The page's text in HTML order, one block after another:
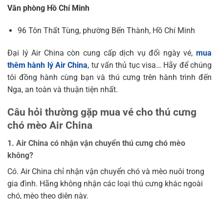
Văn phòng Hồ Chí Minh
96 Tôn Thất Tùng, phường Bến Thành, Hồ Chí Minh
Đại lý Air China còn cung cấp dịch vụ đổi ngày vé, mua
thêm hành lý Air China, tư vấn thủ tục visa… Hãy để chúng
tôi đồng hành cùng bạn và thú cưng trên hành trình đến
Nga, an toàn và thuận tiện nhất.
Câu hỏi thường gặp mua vé cho thú cưng
chó mèo Air China
1. Air China có nhận vận chuyển thú cưng chó mèo
không?
Có. Air China chỉ nhận vận chuyển chó và mèo nuôi trong
gia đình. Hãng không nhận các loại thú cưng khác ngoài
chó, mèo theo diện này.